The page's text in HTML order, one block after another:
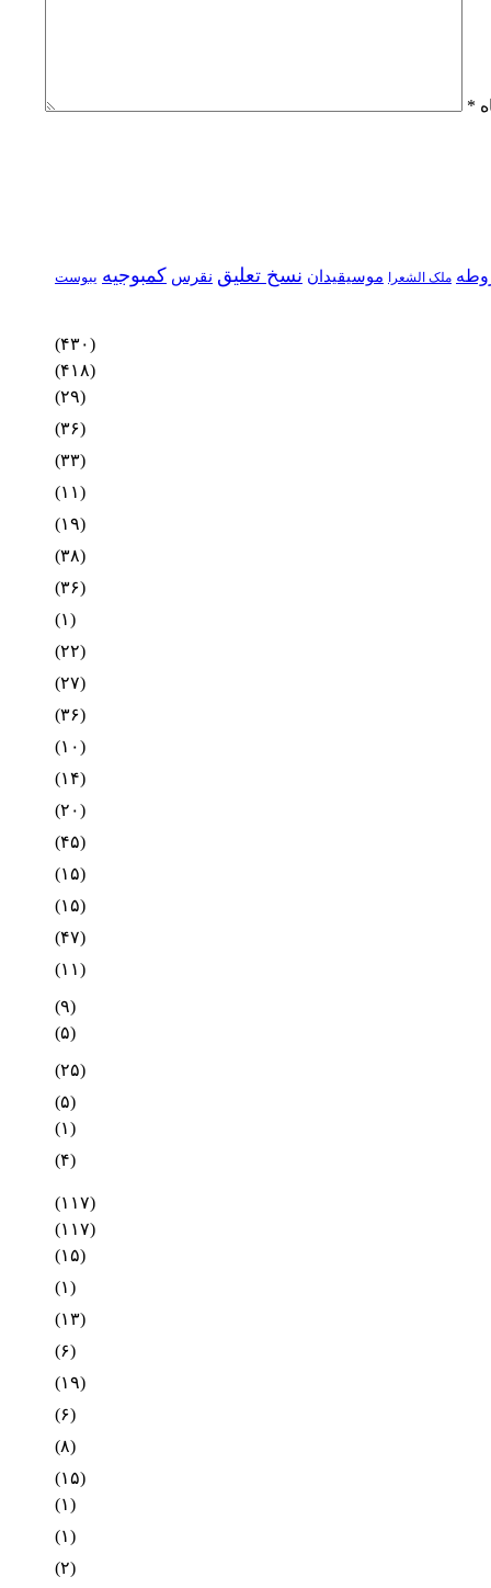
*
ملک الشعرا موسیقیدان نسخ تعلیق نقرس کمبوجیه یبوست
(۴۳۰)
(۴۱۸)
(۲۹)
(۳۶)
(۳۳)
(۱۱)
(۱۹)
(۳۸)
(۳۶)
(۱)
(۲۲)
(۲۷)
(۳۶)
(۱۰)
(۱۴)
(۲۰)
(۴۵)
(۱۵)
(۱۵)
(۴۷)
(۱۱)
(۹)
(۵)
(۲۵)
(۵)
(۱)
(۴)
(۱۱۷)
(۱۱۷)
(۱۵)
(۱)
(۱۳)
(۶)
(۱۹)
(۶)
(۸)
(۱۵)
(۱)
(۱)
(۲)